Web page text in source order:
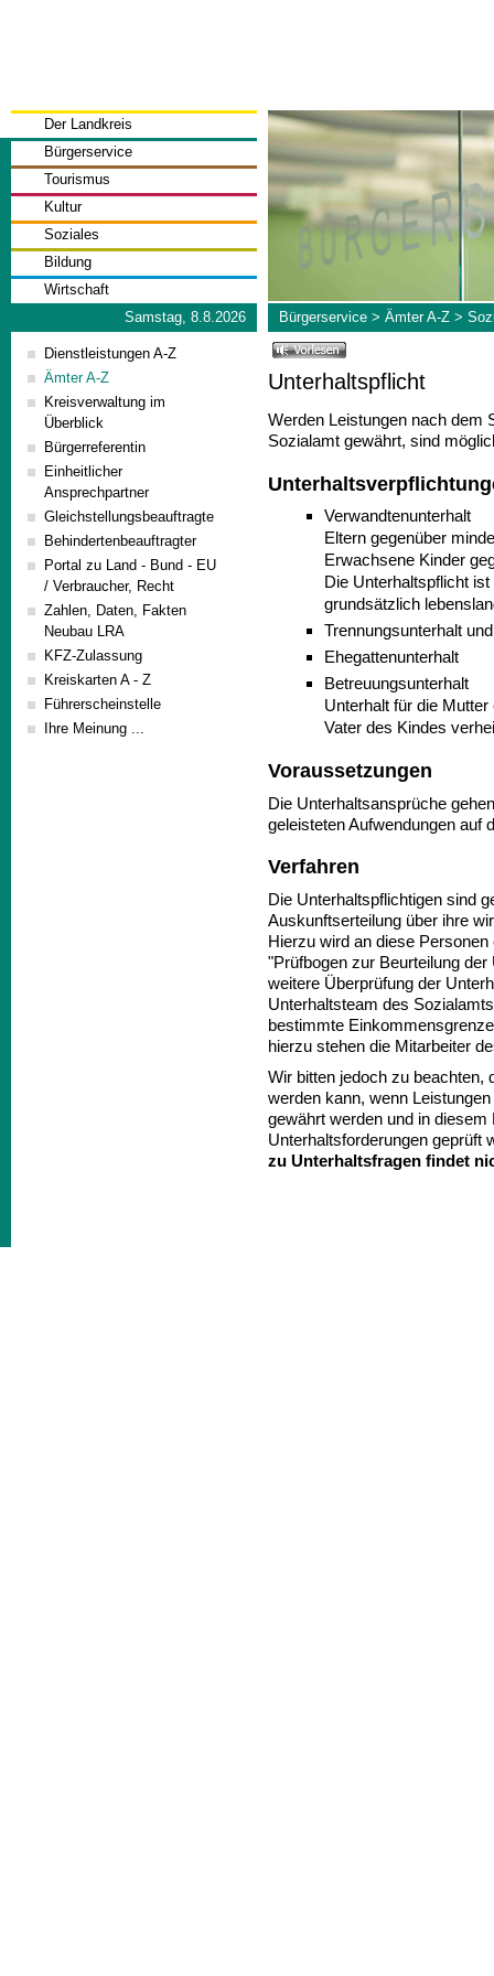
Der Landkreis
Bürgerservice
Tourismus
Kultur
Soziales
Bildung
Wirtschaft
Samstag, 8.8.2026
Bürgerservice> Ämter A-Z>
Dienstleistungen A-Z
Ämter A-Z
Kreisverwaltung im
Überblick
Bürgerreferentin
Einheitlicher
Ansprechpartner
Gleichstellungsbeauftragte
Behindertenbeauftragter
Portal zu Land - Bund - EU
/ Verbraucher, Recht
Zahlen, Daten, Fakten
Neubau LRA
KFZ-Zulassung
Kreiskarten A - Z
Führerscheinstelle
Ihre Meinung ...
Unterhaltspflicht
Werden Leistungen nach dem
Sozialamt gewährt, sind
Verwandtenunterhalt
Eltern gegenüber
Erwachsene Kinder
Die Unterhaltspflicht
grundsätzlich
Trennungsunterhalt
Ehegattenunterhalt
Betreuungsunterhalt
Unterhalt für die
Vater des Kindes
Voraussetzungen
Die Unterhaltsansprüche
geleisteten Aufwendungen auf
Verfahren
Die Unterhaltspflichtigen sind
Auskunftserteilung über ihre
Hierzu wird an diese
"Prüfbogen zur Beurteilung
weitere Überprüfung der
Unterhaltsteam des
bestimmte
hierzu stehen die Mitarbeiter
Wir bitten jedoch zu beachten,
werden kann, wenn
gewährt werden und in
Unterhaltsforderungen geprüft
zu Unterhaltsfragen findet